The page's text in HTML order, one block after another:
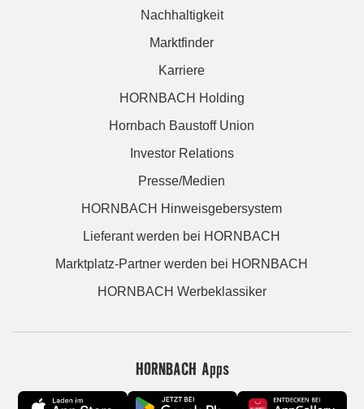
Nachhaltigkeit
Marktfinder
Karriere
HORNBACH Holding
Hornbach Baustoff Union
Investor Relations
Presse/Medien
HORNBACH Hinweisgebersystem
Lieferant werden bei HORNBACH
Marktplatz-Partner werden bei HORNBACH
HORNBACH Werbeklassiker
HORNBACH Apps